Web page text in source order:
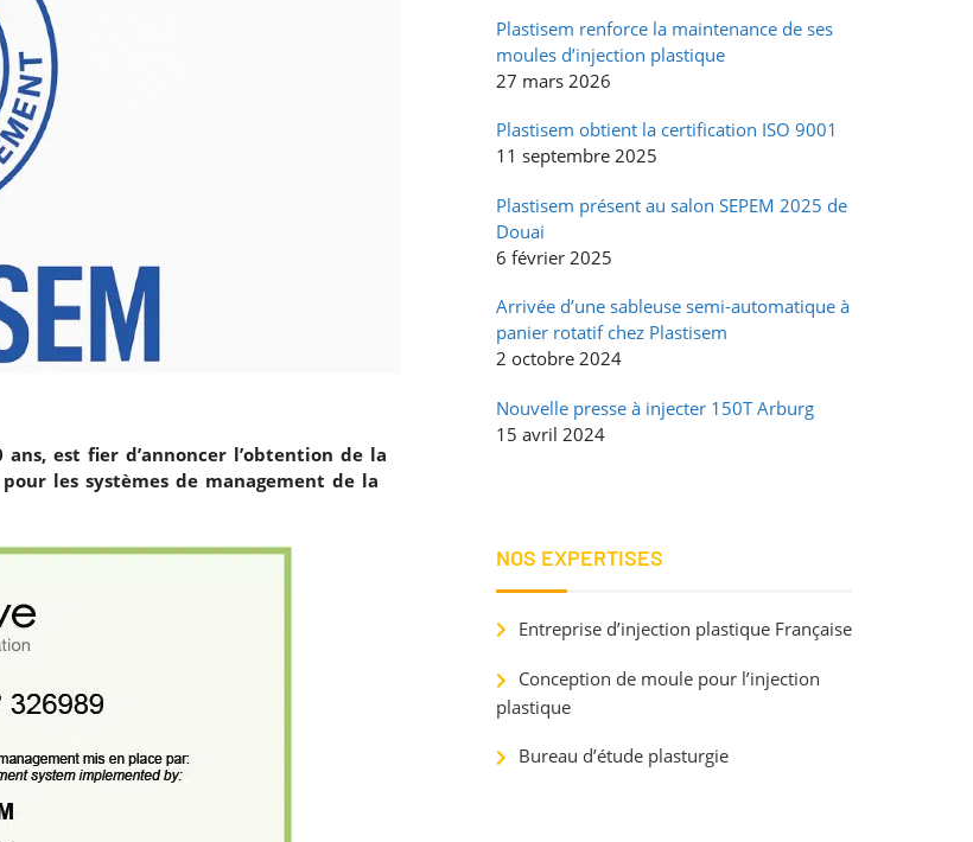
est fier d’annoncer l’obtention de la
les systèmes de management de la
Plastisem renforce la maintenance de ses
moules d’injection plastique
27 mars 2026
Plastisem obtient la certification ISO 9001
11 septembre 2025
Plastisem présent au salon SEPEM 2025 de
Douai
6 février 2025
Arrivée d’une sableuse semi-automatique à
panier rotatif chez Plastisem
2 octobre 2024
Nouvelle presse à injecter 150T Arburg
15 avril 2024
NOS EXPERTISES
Entreprise d’injection plastique Française
Conception de moule pour l’injection
plastique
Bureau d’étude plasturgie